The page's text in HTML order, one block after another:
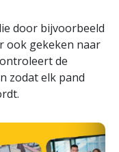
door bijvoorbeeld
ook gekeken naar
de
zodat elk pand